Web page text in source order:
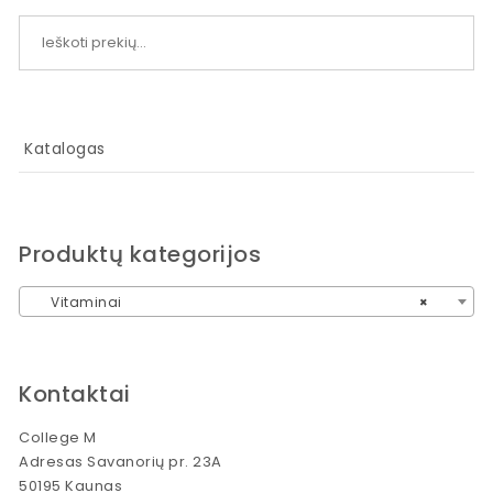
Katalogas
Produktų kategorijos
×
Vitaminai
Kontaktai
College M
Adresas Savanorių pr. 23A
50195 Kaunas